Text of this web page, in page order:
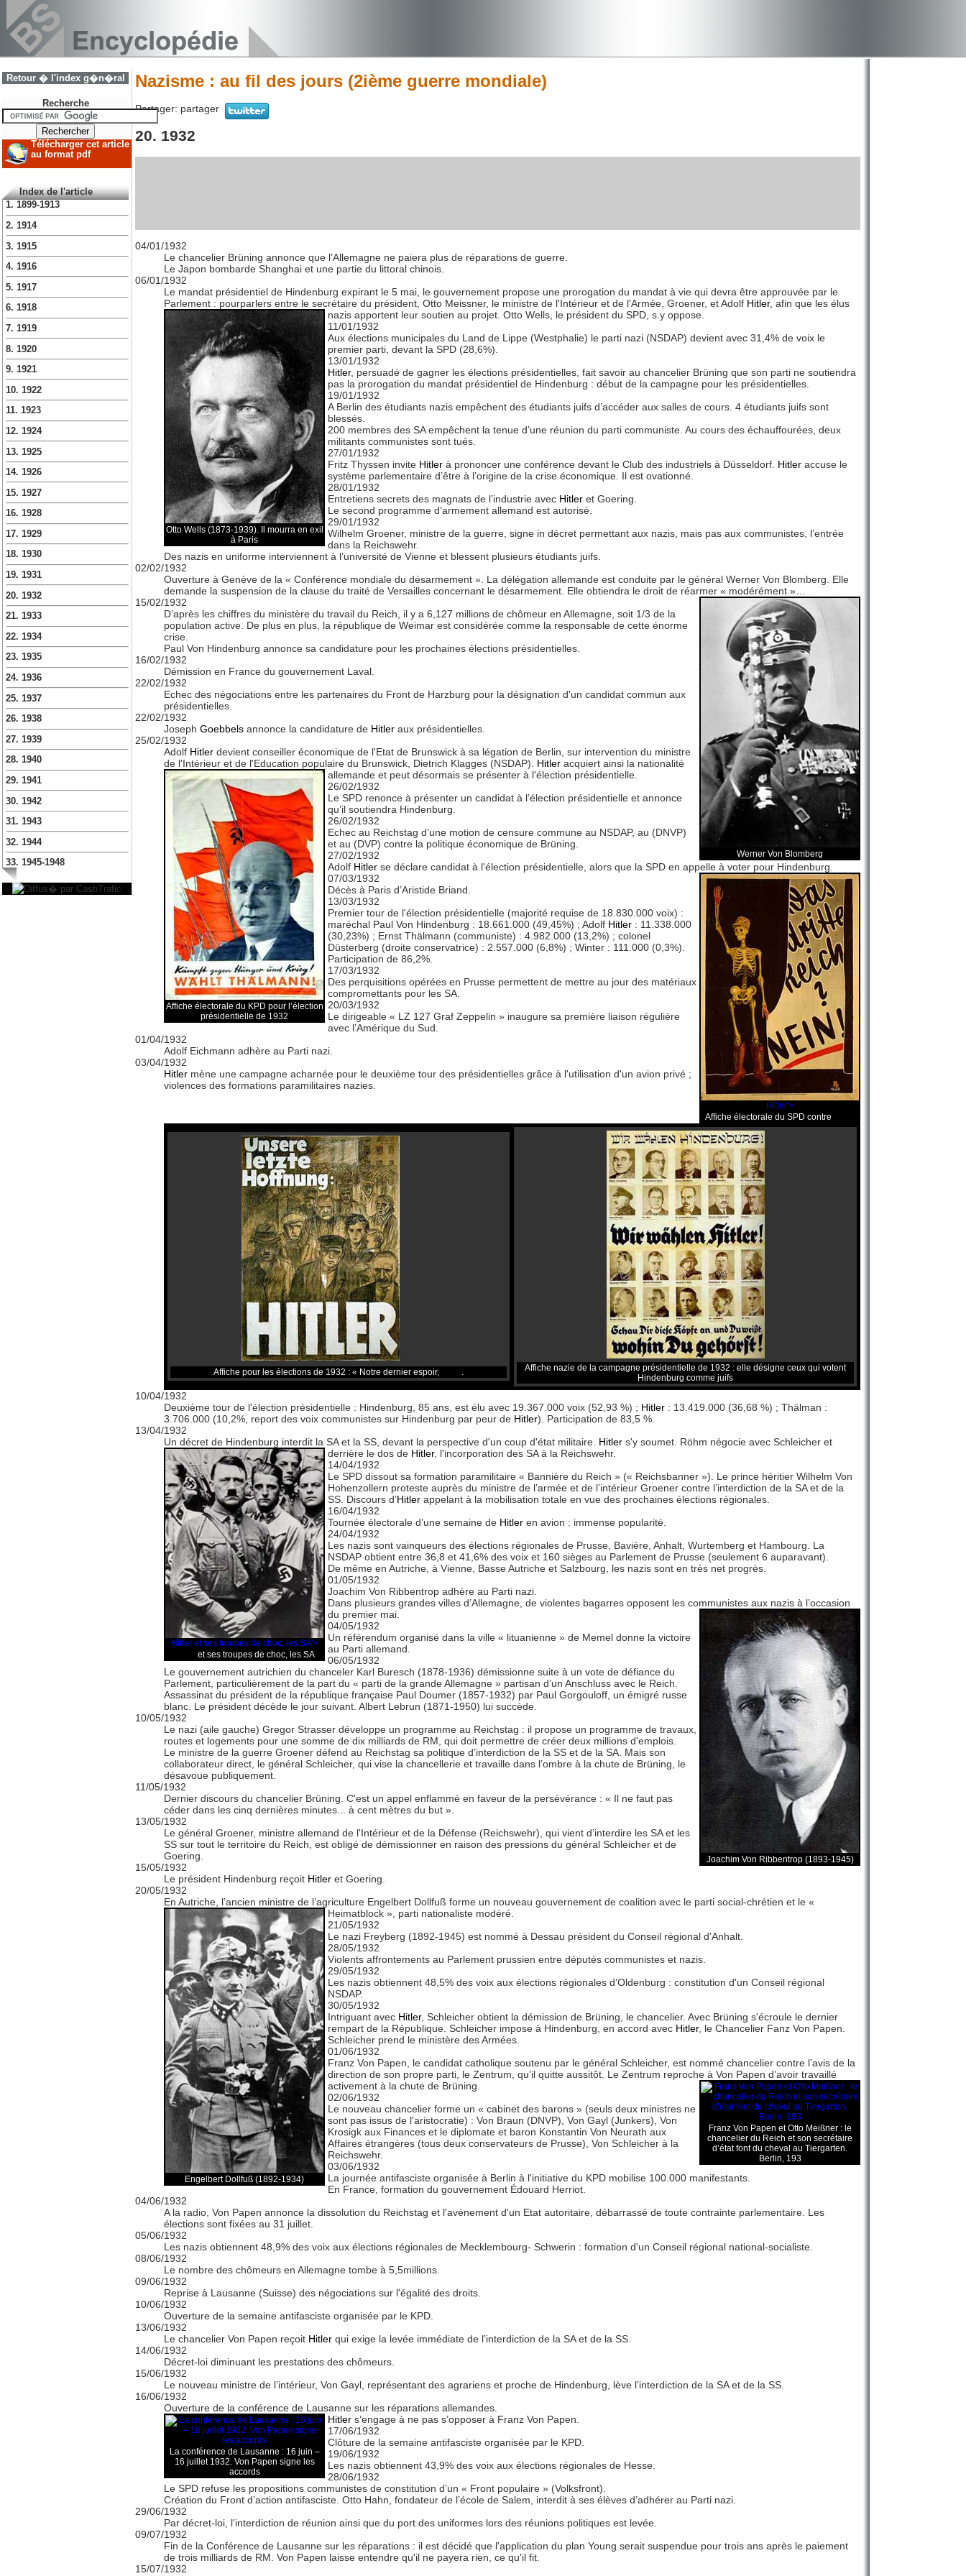
Retour � l'index g�n�ral
Recherche
Télécharger cet article
au format pdf
Index de l'article
1. 1899-1913
2. 1914
3. 1915
4. 1916
5. 1917
6. 1918
7. 1919
8. 1920
9. 1921
10. 1922
11. 1923
12. 1924
13. 1925
14. 1926
15. 1927
16. 1928
17. 1929
18. 1930
19. 1931
20. 1932
21. 1933
22. 1934
23. 1935
24. 1936
25. 1937
26. 1938
27. 1939
28. 1940
29. 1941
30. 1942
31. 1943
32. 1944
33. 1945-1948
Nazisme : au fil des jours (2ième guerre mondiale)
Partager: partager
20. 1932
04/01/1932
Le chancelier Brüning annonce que l’Allemagne ne paiera plus de réparations de guerre.
Le Japon bombarde Shanghai et une partie du littoral chinois.
06/01/1932
Le mandat présidentiel de Hindenburg expirant le 5 mai, le gouvernement propose une prorogation du mandat à vie qui devra être approuvée par le
Parlement : pourparlers entre le secrétaire du président, Otto Meissner, le ministre de l'Intérieur et de l'Armée, Groener, et Adolf Hitler, afin que les élus
nazis apportent leur soutien au projet. Otto Wells, le président du SPD, s.y oppose.
Otto Wells (1873-1939). Il mourra en exil
à Paris
11/01/1932
Aux élections municipales du Land de Lippe (Westphalie) le parti nazi (NSDAP) devient avec 31,4% de voix le
premier parti, devant la SPD (28,6%).
13/01/1932
Hitler, persuadé de gagner les élections présidentielles, fait savoir au chancelier Brüning que son parti ne soutiendra
pas la prorogation du mandat présidentiel de Hindenburg : début de la campagne pour les présidentielles.
19/01/1932
A Berlin des étudiants nazis empêchent des étudiants juifs d’accéder aux salles de cours. 4 étudiants juifs sont
blessés.
200 membres des SA empêchent la tenue d’une réunion du parti communiste. Au cours des échauffourées, deux
militants communistes sont tués.
27/01/1932
Fritz Thyssen invite Hitler à prononcer une conférence devant le Club des industriels à Düsseldorf. Hitler accuse le
système parlementaire d’être à l’origine de la crise économique. Il est ovationné.
28/01/1932
Entretiens secrets des magnats de l’industrie avec Hitler et Goering.
Le second programme d’armement allemand est autorisé.
29/01/1932
Wilhelm Groener, ministre de la guerre, signe in décret permettant aux nazis, mais pas aux communistes, l’entrée
dans la Reichswehr.
Des nazis en uniforme interviennent à l’université de Vienne et blessent plusieurs étudiants juifs.
02/02/1932
Ouverture à Genève de la « Conférence mondiale du désarmement ». La délégation allemande est conduite par le général Werner Von Blomberg. Elle
demande la suspension de la clause du traité de Versailles concernant le désarmement. Elle obtiendra le droit de réarmer « modérément »…
Werner Von Blomberg
15/02/1932
D’après les chiffres du ministère du travail du Reich, il y a 6,127 millions de chômeur en Allemagne, soit 1/3 de la
population active. De plus en plus, la république de Weimar est considérée comme la responsable de cette énorme
crise.
Paul Von Hindenburg annonce sa candidature pour les prochaines élections présidentielles.
16/02/1932
Démission en France du gouvernement Laval.
22/02/1932
Echec des négociations entre les partenaires du Front de Harzburg pour la désignation d'un candidat commun aux
présidentielles.
22/02/1932
Joseph Goebbels annonce la candidature de Hitler aux présidentielles.
25/02/1932
Adolf Hitler devient conseiller économique de l'Etat de Brunswick à sa légation de Berlin, sur intervention du ministre
de l'Intérieur et de l'Education populaire du Brunswick, Dietrich Klagges (NSDAP). Hitler acquiert ainsi la nationalité
allemande et peut désormais se présenter à l'élection présidentielle.
Affiche électorale du KPD pour l’élection
présidentielle de 1932
26/02/1932
Le SPD renonce à présenter un candidat à l’élection présidentielle et annonce
qu’il soutiendra Hindenburg.
26/02/1932
Echec au Reichstag d’une motion de censure commune au NSDAP, au (DNVP)
et au (DVP) contre la politique économique de Brüning.
27/02/1932
Adolf Hitler se déclare candidat à l'élection présidentielle, alors que la SPD en appelle à voter pour Hindenburg.
Hitler'>
Affiche électorale du SPD contre
07/03/1932
Décès à Paris d’Aristide Briand.
13/03/1932
Premier tour de l'élection présidentielle (majorité requise de 18.830.000 voix) :
maréchal Paul Von Hindenburg : 18.661.000 (49,45%) ; Adolf Hitler : 11.338.000
(30,23%) ; Ernst Thälmann (communiste) : 4.982.000 (13,2%) ; colonel
Düsterberg (droite conservatrice) : 2.557.000 (6,8%) ; Winter : 111.000 (0,3%).
Participation de 86,2%.
17/03/1932
Des perquisitions opérées en Prusse permettent de mettre au jour des matériaux
compromettants pour les SA.
20/03/1932
Le dirigeable « LZ 127 Graf Zeppelin » inaugure sa première liaison régulière
avec l’Amérique du Sud.
01/04/1932
Adolf Eichmann adhère au Parti nazi.
03/04/1932
Hitler mène une campagne acharnée pour le deuxième tour des présidentielles grâce à l'utilisation d'un avion privé ;
violences des formations paramilitaires nazies.
Hitler. '>
Affiche pour les élections de 1932 : « Notre dernier espoir, .
Affiche nazie de la campagne présidentielle de 1932 : elle désigne ceux qui votent
Hindenburg comme juifs
10/04/1932
Deuxième tour de l'élection présidentielle : Hindenburg, 85 ans, est élu avec 19.367.000 voix (52,93 %) ; Hitler : 13.419.000 (36,68 %) ; Thälman :
3.706.000 (10,2%, report des voix communistes sur Hindenburg par peur de Hitler). Participation de 83,5 %.
13/04/1932
Un décret de Hindenburg interdit la SA et la SS, devant la perspective d'un coup d'état militaire. Hitler s'y soumet. Röhm négocie avec Schleicher et
derrière le dos de Hitler, l'incorporation des SA à la Reichswehr.
Hitler et ses troupes de choc, les SA'>
et ses troupes de choc, les SA
14/04/1932
Le SPD dissout sa formation paramilitaire « Bannière du Reich » (« Reichsbanner »). Le prince héritier Wilhelm Von
Hohenzollern proteste auprès du ministre de l’armée et de l’intérieur Groener contre l’interdiction de la SA et de la
SS. Discours d’Hitler appelant à la mobilisation totale en vue des prochaines élections régionales.
16/04/1932
Tournée électorale d’une semaine de Hitler en avion : immense popularité.
24/04/1932
Les nazis sont vainqueurs des élections régionales de Prusse, Bavière, Anhalt, Wurtemberg et Hambourg. La
NSDAP obtient entre 36,8 et 41,6% des voix et 160 sièges au Parlement de Prusse (seulement 6 auparavant).
De même en Autriche, à Vienne, Basse Autriche et Salzbourg, les nazis sont en très net progrès.
01/05/1932
Joachim Von Ribbentrop adhère au Parti nazi.
Dans plusieurs grandes villes d’Allemagne, de violentes bagarres opposent les communistes aux nazis à l’occasion
du premier mai.
Joachim Von Ribbentrop (1893-1945)
04/05/1932
Un référendum organisé dans la ville « lituanienne » de Memel donne la victoire
au Parti allemand.
06/05/1932
Le gouvernement autrichien du chanceler Karl Buresch (1878-1936) démissionne suite à un vote de défiance du
Parlement, particulièrement de la part du « parti de la grande Allemagne » partisan d’un Anschluss avec le Reich.
Assassinat du président de la république française Paul Doumer (1857-1932) par Paul Gorgouloff, un émigré russe
blanc. Le président décède le jour suivant. Albert Lebrun (1871-1950) lui succède.
10/05/1932
Le nazi (aile gauche) Gregor Strasser développe un programme au Reichstag : il propose un programme de travaux,
routes et logements pour une somme de dix milliards de RM, qui doit permettre de créer deux millions d'emplois.
Le ministre de la guerre Groener défend au Reichstag sa politique d’interdiction de la SS et de la SA. Mais son
collaborateur direct, le général Schleicher, qui vise la chancellerie et travaille dans l’ombre à la chute de Brüning, le
désavoue publiquement.
11/05/1932
Dernier discours du chancelier Brüning. C'est un appel enflammé en faveur de la persévérance : « Il ne faut pas
céder dans les cinq dernières minutes... à cent mètres du but ».
13/05/1932
Le général Groener, ministre allemand de l'Intérieur et de la Défense (Reichswehr), qui vient d’interdire les SA et les
SS sur tout le territoire du Reich, est obligé de démissionner en raison des pressions du général Schleicher et de
Goering.
15/05/1932
Le président Hindenburg reçoit Hitler et Goering.
20/05/1932
En Autriche, l’ancien ministre de l’agriculture Engelbert Dollfuß forme un nouveau gouvernement de coalition avec le parti social-chrétien et le «
Heimatblock », parti nationaliste modéré.
Engelbert Dollfuß (1892-1934)
21/05/1932
Le nazi Freyberg (1892-1945) est nommé à Dessau président du Conseil régional d’Anhalt.
28/05/1932
Violents affrontements au Parlement prussien entre députés communistes et nazis.
29/05/1932
Les nazis obtiennent 48,5% des voix aux élections régionales d’Oldenburg : constitution d'un Conseil régional
NSDAP.
30/05/1932
Intriguant avec Hitler, Schleicher obtient la démission de Brüning, le chancelier. Avec Brüning s'écroule le dernier
rempart de la République. Schleicher impose à Hindenburg, en accord avec Hitler, le Chancelier Fanz Von Papen.
Schleicher prend le ministère des Armées.
01/06/1932
Franz Von Papen, le candidat catholique soutenu par le général Schleicher, est nommé chancelier contre l’avis de la
direction de son propre parti, le Zentrum, qu’il quitte aussitôt. Le Zentrum reproche à Von Papen d’avoir travaillé
activement à la chute de Brüning.
Franz Von Papen et Otto Meißner : le
chancelier du Reich et son secrétaire
d’état font du cheval au Tiergarten.
Berlin, 193
02/06/1932
Le nouveau chancelier forme un « cabinet des barons » (seuls deux ministres ne
sont pas issus de l'aristocratie) : Von Braun (DNVP), Von Gayl (Junkers), Von
Krosigk aux Finances et le diplomate et baron Konstantin Von Neurath aux
Affaires étrangères (tous deux conservateurs de Prusse), Von Schleicher à la
Reichswehr.
03/06/1932
La journée antifasciste organisée à Berlin à l'initiative du KPD mobilise 100.000 manifestants.
En France, formation du gouvernement Édouard Herriot.
04/06/1932
A la radio, Von Papen annonce la dissolution du Reichstag et l'avènement d'un Etat autoritaire, débarrassé de toute contrainte parlementaire. Les
élections sont fixées au 31 juillet.
05/06/1932
Les nazis obtiennent 48,9% des voix aux élections régionales de Mecklembourg- Schwerin : formation d'un Conseil régional national-socialiste.
08/06/1932
Le nombre des chômeurs en Allemagne tombe à 5,5millions.
09/06/1932
Reprise à Lausanne (Suisse) des négociations sur l'égalité des droits.
10/06/1932
Ouverture de la semaine antifasciste organisée par le KPD.
13/06/1932
Le chancelier Von Papen reçoit Hitler qui exige la levée immédiate de l’interdiction de la SA et de la SS.
14/06/1932
Décret-loi diminuant les prestations des chômeurs.
15/06/1932
Le nouveau ministre de l’intérieur, Von Gayl, représentant des agrariens et proche de Hindenburg, lève l’interdiction de la SA et de la SS.
16/06/1932
Ouverture de la conférence de Lausanne sur les réparations allemandes.
Hitler s’engage à ne pas s’opposer à Franz Von Papen.
La conférence de Lausanne : 16 juin –
16 juillet 1932. Von Papen signe les
accords
17/06/1932
Clôture de la semaine antifasciste organisée par le KPD.
19/06/1932
Les nazis obtiennent 43,9% des voix aux élections régionales de Hesse.
28/06/1932
Le SPD refuse les propositions communistes de constitution d’un « Front populaire » (Volksfront).
Création du Front d’action antifasciste. Otto Hahn, fondateur de l’école de Salem, interdit à ses élèves d’adhérer au Parti nazi.
29/06/1932
Par décret-loi, l'interdiction de réunion ainsi que du port des uniformes lors des réunions politiques est levée.
09/07/1932
Fin de la Conférence de Lausanne sur les réparations : il est décidé que l'application du plan Young serait suspendue pour trois ans après le paiement
de trois milliards de RM. Von Papen laisse entendre qu'il ne payera rien, ce qu'il fit.
15/07/1932